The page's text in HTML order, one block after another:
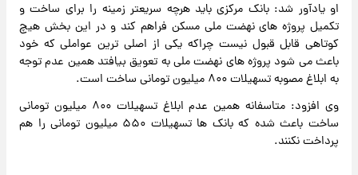
او یادآور شد: بانک مرکزی باید هرچه سریعتر زمینه را برای ساخت و
تکمیل پروژه های نهضت ملی مسکن فراهم کند و در این بخش هیچ
کوتاهی قابل قبول نیست چراکه یکی از اصلی ترین عواملی که خود
باعث می شود پروژه های نهضت ملی به تعویق بیافتد همین عدم توجه
به ابلاغ مصوبه تسهیلات ۸۰۰ میلیون تومانی ساخت است‌.
وی افزود: متاسفانه همین عدم ابلاغ تسهیلات ۸۰۰ میلیون تومانی
ساخت باعث شده که بانک ها تسهیلات ۵۵۰ میلیون تومانی را هم
پرداخت نکنند.